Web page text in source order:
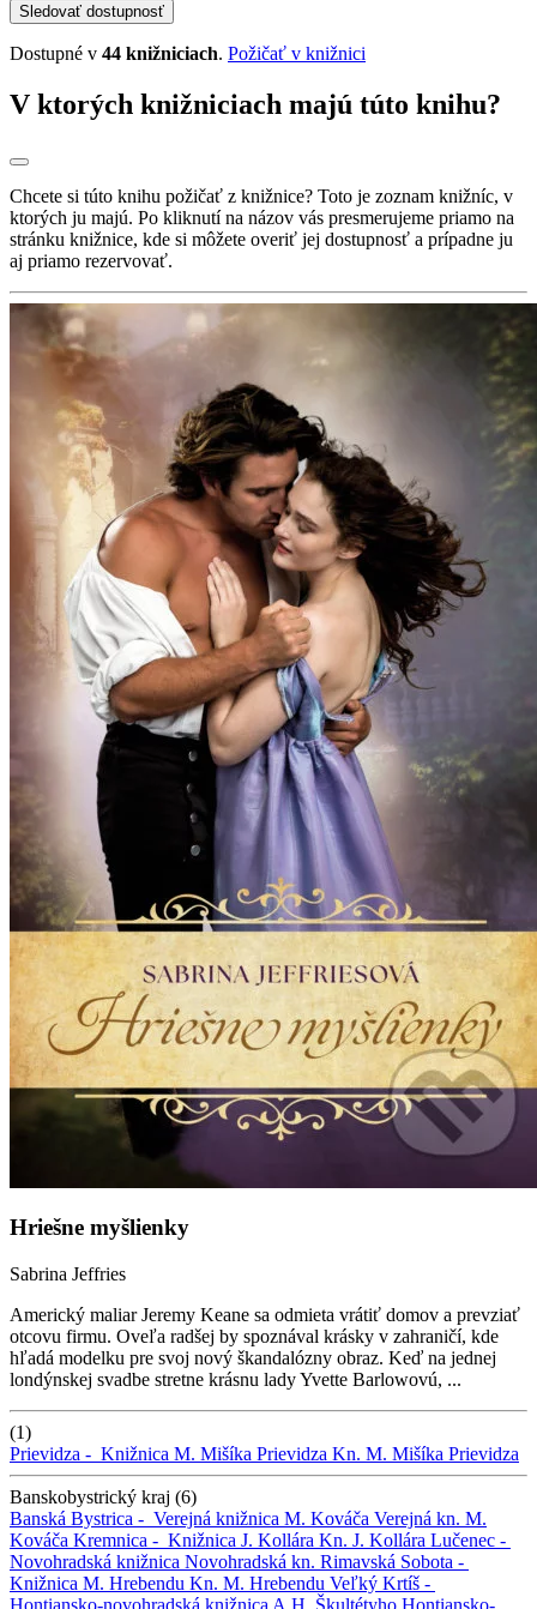
Sledovať dostupnosť
Dostupné v 44 knižniciach. Požičať v knižnici
V ktorých knižniciach majú túto knihu?
Chcete si túto knihu požičať z knižnice? Toto je zoznam knižníc, v
ktorých ju majú. Po kliknutí na názov vás presmerujeme priamo na
stránku knižnice, kde si môžete overiť jej dostupnosť a prípadne ju
aj priamo rezervovať.
Hriešne myšlienky
Sabrina Jeffries
Americký maliar Jeremy Keane sa odmieta vrátiť domov a prevziať
otcovu firmu. Oveľa radšej by spoznával krásky v zahraničí, kde
hľadá modelku pre svoj nový škandalózny obraz. Keď na jednej
londýnskej svadbe stretne krásnu lady Yvette Barlowovú, ...
(1)
Prievidza - Knižnica M. Mišíka Prievidza Kn. M. Mišíka Prievidza
Banskobystrický kraj (6)
Banská Bystrica - Verejná knižnica M. Kováča Verejná kn. M.
Kováča Kremnica - Knižnica J. Kollára Kn. J. Kollára Lučenec -
Novohradská knižnica Novohradská kn. Rimavská Sobota -
Knižnica M. Hrebendu Kn. M. Hrebendu Veľký Krtíš -
Hontiansko-novohradská knižnica A.H. Škultétyho Hontiansko-